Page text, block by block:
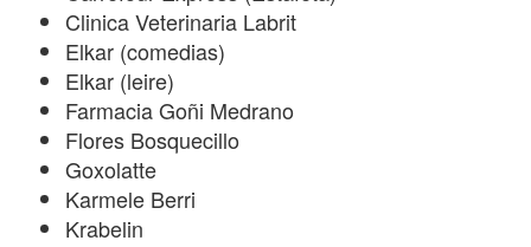
Clinica Veterinaria Labrit
Elkar (comedias)
Elkar (leire)
Farmacia Goñi Medrano
Flores Bosquecillo
Goxolatte
Karmele Berri
Krabelin